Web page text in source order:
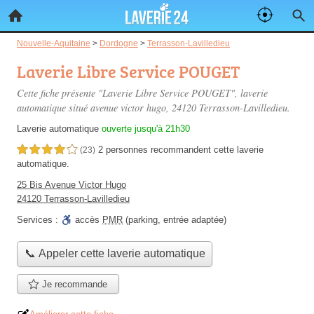
Nouvelle-Aquitaine > Dordogne > Terrasson-Lavilledieu
Laverie Libre Service POUGET
Cette fiche présente "Laverie Libre Service POUGET", laverie
automatique situé avenue victor hugo, 24120 Terrasson-Lavilledieu.
Laverie automatique ouverte jusqu'à 21h30
4,0 étoiles sur 5 (23) 2 personnes recommandent cette laverie
automatique.
25 Bis Avenue Victor Hugo
24120 Terrasson-Lavilledieu
Services :
accès PMR (parking, entrée adaptée)
📞 Appeler cette laverie automatique
Je recommande